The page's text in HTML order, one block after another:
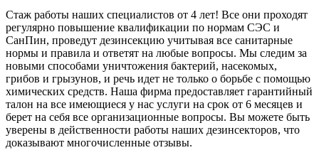
Стаж работы наших специалистов от 4 лет! Все они проходят
регулярно повышение квалификации по нормам СЭС и
СанПин, проведут дезинсекцию учитывая все санитарные
нормы и правила и ответят на любые вопросы. Мы следим за
новыми способами уничтожения бактерий, насекомых,
грибов и грызунов, и речь идет не только о борьбе с помощью
химических средств. Наша фирма предоставляет гарантийный
талон на все имеющиеся у нас услуги на срок от 6 месяцев и
берет на себя все организационные вопросы. Вы можете быть
уверены в действенности работы наших дезинсекторов, что
доказывают многочисленные отзывы.